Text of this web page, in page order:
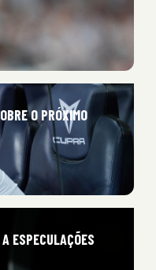
O PRÓXIMO
ESPECULAÇÕES